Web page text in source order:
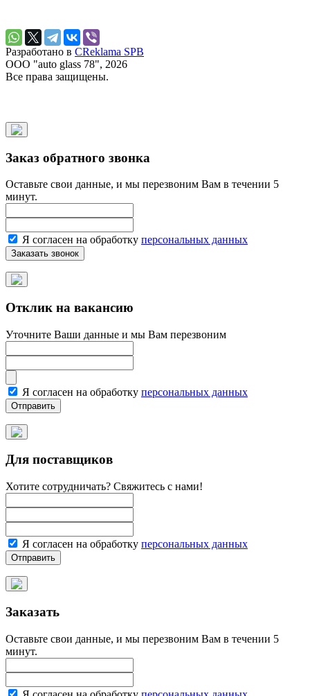
Разработано в CReklama SPB
ООО "auto glass 78", 2026
Все права защищены.
Заказ обратного звонка
Оставьте свои данные, и мы перезвоним Вам в течении 5
минут.
Я согласен на обработку персональных данных
Отклик на вакансию
Уточните Ваши данные и мы Вам перезвоним
Я согласен на обработку персональных данных
Для поставщиков
Хотите сотрудничать? Свяжитесь с нами!
Я согласен на обработку персональных данных
Заказать
Оставьте свои данные, и мы перезвоним Вам в течении 5
минут.